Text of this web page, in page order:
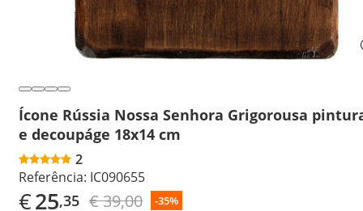
Ícone Rússia Nossa Senhora Grigorousa
e decoupáge 18x14 cm
2
Referência: IC090655
€25,35 € 39,00 -35%